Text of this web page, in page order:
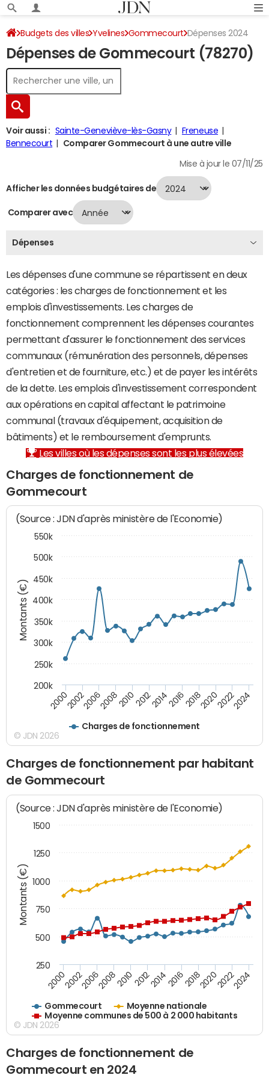
Budgets des villes Yvelines Gommecourt Dépenses 2024
Dépenses de Gommecourt (78270)
Voir aussi : Sainte-Geneviève-lès-Gasny
Freneuse
Bennecourt
Comparer Gommecourt à une autre ville
Mise à jour le 07/11/25
Afficher les données budgétaires de
Comparer avec
Dépenses
Les dépenses d'une commune se répartissent en deux
catégories : les charges de fonctionnement et les
emplois d'investissements. Les charges de
fonctionnement comprennent les dépenses courantes
permettant d'assurer le fonctionnement des services
communaux (rémunération des personnels, dépenses
d'entretien et de fourniture, etc.) et de payer les intérêts
de la dette. Les emplois d'investissement correspondent
aux opérations en capital affectant le patrimoine
communal (travaux d'équipement, acquisition de
bâtiments) et le remboursement d'emprunts.
Les villes où les dépenses sont les plus élevées
Charges de fonctionnement de
Gommecourt
Montants (€)
(Source : JDN d'après ministère de l'Economie)
Charges de fonctionnement
200020022006200820102012201420162018202020222024
200k
250k
300k
350k
400k
450k
500k
550k
© JDN 2026
Charges de fonctionnement par habitant
de Gommecourt
Montants (€)
(Source : JDN d'après ministère de l'Economie)
Gommecourt
Moyenne nationale
Moyenne communes de 500 à 2 000 habitants
200020022006200820102012201420162018202020222024
250
500
750
1000
1250
1500
© JDN 2026
Charges de fonctionnement de
Gommecourt en 2024